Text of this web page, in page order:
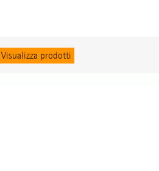
Visualizza prodotti